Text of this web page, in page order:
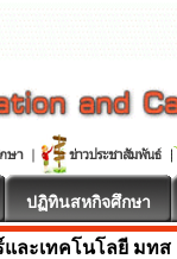
ปฏิทินสหกิจศึกษา
ละเทคโนโลยี มทส